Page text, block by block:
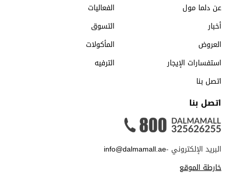
عن دلما مول
الفعاليات
أخبار
التسوق
العروض
المأكولات
استفسارات الإيجار
الترفيه
اتصل بنا
اتصل بنا
البريد الإلكتروني -info@dalmamall.ae
خارطة الموقع